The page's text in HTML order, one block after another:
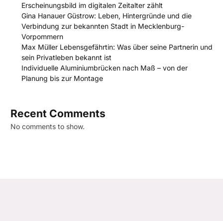
Erscheinungsbild im digitalen Zeitalter zählt
Gina Hanauer Güstrow: Leben, Hintergründe und die
Verbindung zur bekannten Stadt in Mecklenburg-
Vorpommern
Max Müller Lebensgefährtin: Was über seine Partnerin und
sein Privatleben bekannt ist
Individuelle Aluminiumbrücken nach Maß – von der
Planung bis zur Montage
Recent Comments
No comments to show.